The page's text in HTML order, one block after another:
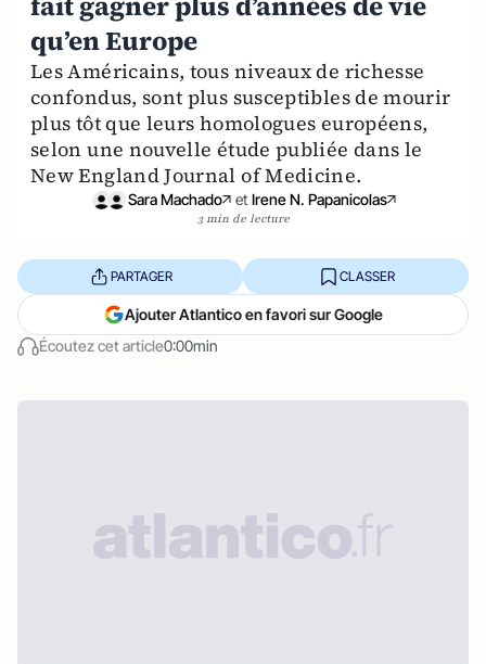
qu’en Europe
Les Américains, tous niveaux de richesse
confondus, sont plus susceptibles de mourir
plus tôt que leurs homologues européens,
selon une nouvelle étude publiée dans le
New England Journal of Medicine.
Sara Machado et Irene N. Papanicolas
3 min de lecture
Écoutez cet article0:00min
PARTAGER CLASSER
Ajouter Atlantico en favori sur Google